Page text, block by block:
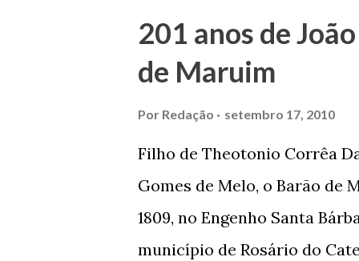
se dedicar aos estudos, e
primeiro plano para auxiliar
garçon, dono de bar, de
incontáveis vezes que
normal em trocas de gorjetas
201 anos de
de Maruim
Por Redação setembro 17, 2010
Filho de Theotonio Corrêa
Gomes de Melo, o Barão de
1809, no Engenho Santa
município de Rosário do